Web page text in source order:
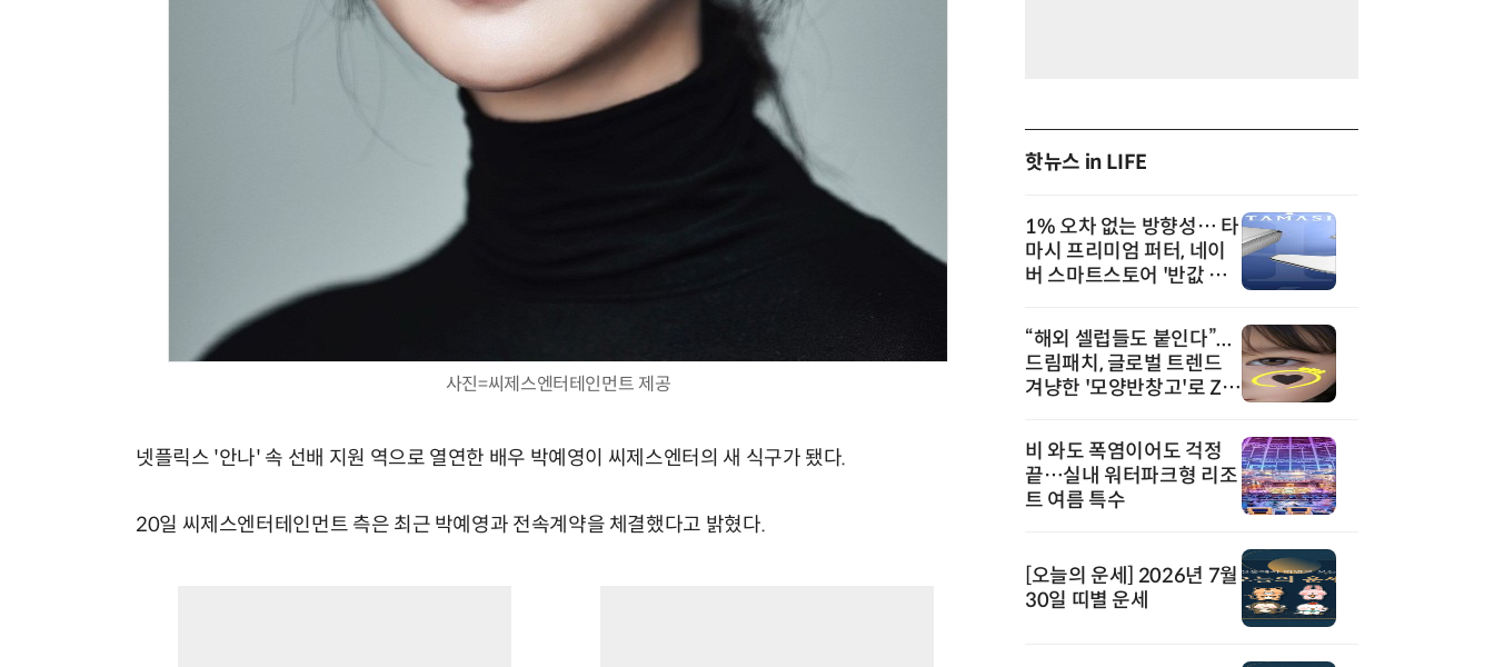
사진=씨제스엔터테인먼트 제공
넷플릭스 '안나' 속 선배 지원 역으로 열연한 배우 박예영이 씨제스엔터의 새 식구가 됐다.
20일 씨제스엔터테인먼트 측은 최근 박예영과 전속계약을 체결했다고 밝혔다.
핫뉴스 in LIFE
1% 오차 없는 방향성… 타
마시 프리미엄 퍼터, 네이
버 스마트스토어 '반값 할
“해외 셀럽들도 붙인다”...
드림패치, 글로벌 트렌드
겨냥한 '모양반창고'로 Z세
비 와도 폭염이어도 걱정
끝…실내 워터파크형 리조
트 여름 특수
[오늘의 운세] 2026년 7월
30일 띠별 운세